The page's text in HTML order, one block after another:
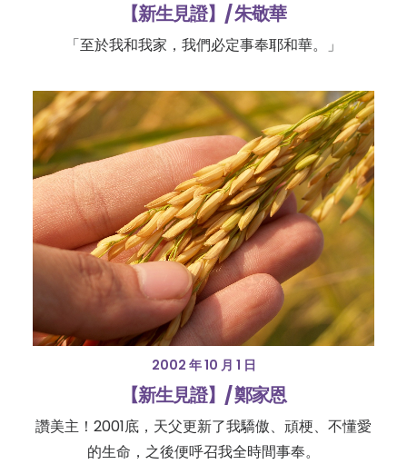
【新生見證】/ 朱敬華
「至於我和我家，我們必定事奉耶和華。」
2002 年 10 月 1 日
【新生見證】/ 鄭家恩
讚美主！2001底，天父更新了我驕傲、頑梗、不懂愛
的生命，之後便呼召我全時間事奉。